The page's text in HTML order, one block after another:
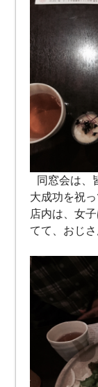
同窓会は、
大成功を
店内は、女
てて、おじ